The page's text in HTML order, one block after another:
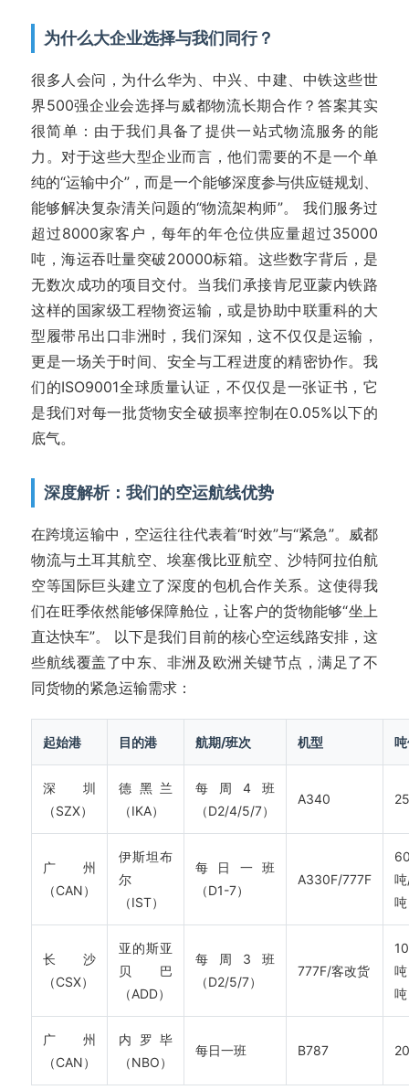
为什么大企业选择与我们同行？
很多人会问，为什么华为、中兴、中建、中铁这些世
界500强企业会选择与威都物流长期合作？答案其实
很简单：由于我们具备了提供一站式物流服务的能
力。对于这些大型企业而言，他们需要的不是一个单
纯的“运输中介”，而是一个能够深度参与供应链规划、
能够解决复杂清关问题的“物流架构师”。 我们服务过
超过8000家客户，每年的年仓位供应量超过35000
吨，海运吞吐量突破20000标箱。这些数字背后，是
无数次成功的项目交付。当我们承接肯尼亚蒙内铁路
这样的国家级工程物资运输，或是协助中联重科的大
型履带吊出口非洲时，我们深知，这不仅仅是运输，
更是一场关于时间、安全与工程进度的精密协作。我
们的ISO9001全球质量认证，不仅仅是一张证书，它
是我们对每一批货物安全破损率控制在0.05%以下的
底气。
深度解析：我们的空运航线优势
在跨境运输中，空运往往代表着“时效”与“紧急”。威都
物流与土耳其航空、埃塞俄比亚航空、沙特阿拉伯航
空等国际巨头建立了深度的包机合作关系。这使得我
们在旺季依然能够保障舱位，让客户的货物能够“坐上
直达快车”。 以下是我们目前的核心空运线路安排，这
些航线覆盖了中东、非洲及欧洲关键节点，满足了不
同货物的紧急运输需求：
起始港 目的港 航期/班次 机型
深圳
（SZX）
德黑兰
（IKA）
每周4班
（D2/4/5/7）
A340
广州
（CAN）
伊斯坦布
尔
（IST）
每日一班
（D1-7）
A330F/777F
吨
长沙
（CSX）
亚的斯亚
贝巴
（ADD）
每周3班
（D2/5/7）
777F/客改货
吨
广州
（CAN）
内罗毕
（NBO）
每日一班 B787